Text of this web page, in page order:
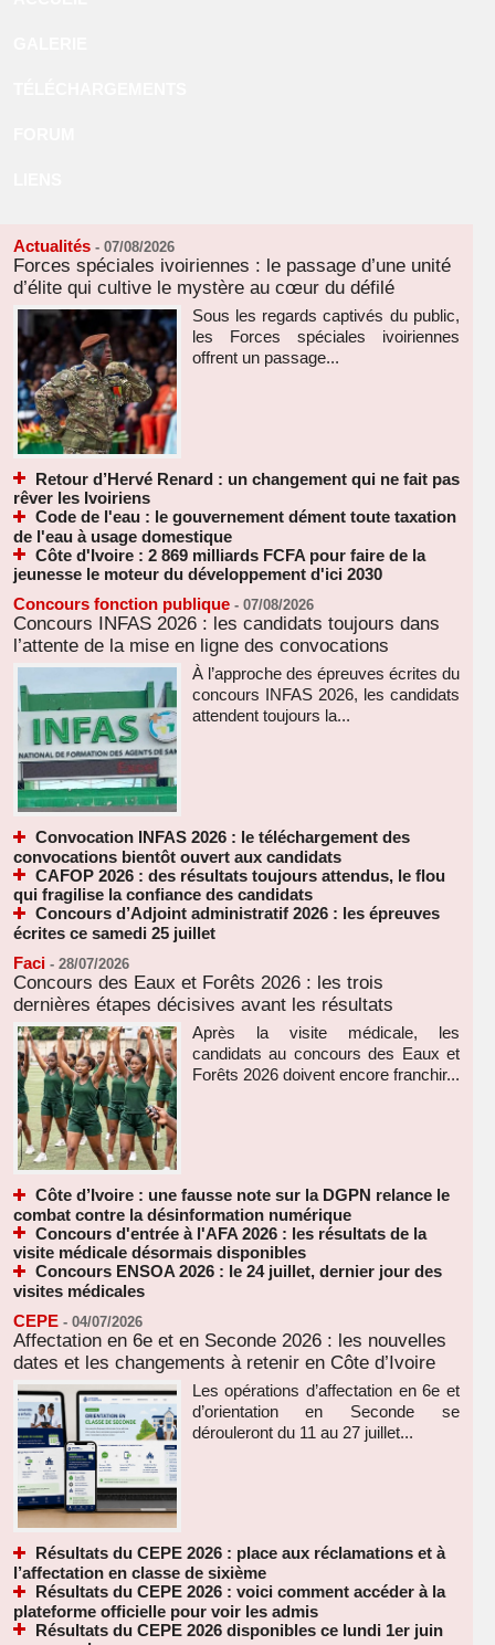
Actualités - 07/08/2026
Forces spéciales ivoiriennes : le passage d’une unité
d’élite qui cultive le mystère au cœur du défilé
Sous les regards captivés du public,
les Forces spéciales ivoiriennes
offrent un passage...
Retour d’Hervé Renard : un changement qui ne fait pas
rêver les Ivoiriens
Code de l'eau : le gouvernement dément toute taxation
de l'eau à usage domestique
Côte d'Ivoire : 2 869 milliards FCFA pour faire de la
jeunesse le moteur du développement d'ici 2030
Concours fonction publique - 07/08/2026
Concours INFAS 2026 : les candidats toujours dans
l’attente de la mise en ligne des convocations
À l’approche des épreuves écrites du
concours INFAS 2026, les candidats
attendent toujours la...
Convocation INFAS 2026 : le téléchargement des
convocations bientôt ouvert aux candidats
CAFOP 2026 : des résultats toujours attendus, le flou
qui fragilise la confiance des candidats
Concours d’Adjoint administratif 2026 : les épreuves
écrites ce samedi 25 juillet
Faci - 28/07/2026
Concours des Eaux et Forêts 2026 : les trois
dernières étapes décisives avant les résultats
Après la visite médicale, les
candidats au concours des Eaux et
Forêts 2026 doivent encore franchir...
Côte d’Ivoire : une fausse note sur la DGPN relance le
combat contre la désinformation numérique
Concours d'entrée à l'AFA 2026 : les résultats de la
visite médicale désormais disponibles
Concours ENSOA 2026 : le 24 juillet, dernier jour des
visites médicales
CEPE - 04/07/2026
Affectation en 6e et en Seconde 2026 : les nouvelles
dates et les changements à retenir en Côte d’Ivoire
Les opérations d’affectation en 6e et
d’orientation en Seconde se
dérouleront du 11 au 27 juillet...
Résultats du CEPE 2026 : place aux réclamations et à
l’affectation en classe de sixième
Résultats du CEPE 2026 : voici comment accéder à la
plateforme officielle pour voir les admis
Résultats du CEPE 2026 disponibles ce lundi 1er juin